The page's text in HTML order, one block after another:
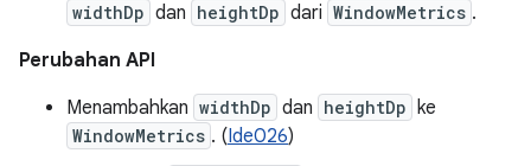
widthDp dan heightDp dari WindowMetrics .
Perubahan API
Menambahkan widthDp dan heightDp ke
WindowMetrics . (Ide026)